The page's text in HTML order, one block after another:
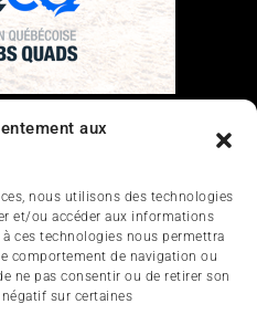
aux
nous utilisons des technologies
et/ou accéder aux informations
ces technologies nous permettra
comportement de navigation ou
ne pas consentir ou de retirer son
sur certaines